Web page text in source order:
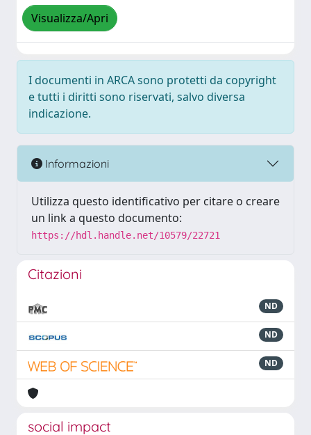
Visualizza/Apri
I documenti in ARCA sono protetti da copyright
e tutti i diritti sono riservati, salvo diversa
indicazione.
Informazioni
Utilizza questo identificativo per citare o creare
un link a questo documento:
https://hdl.handle.net/10579/22721
Citazioni
ND
ND
ND
social impact